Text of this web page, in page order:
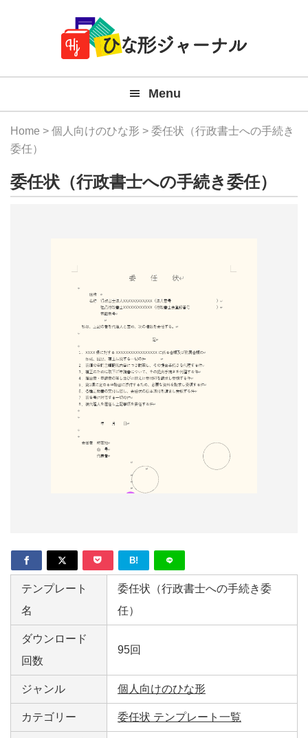
Navigation
料
テ
プ
ー
ト
Menu
Home > 個人向けのひな形 > 委任状（行政書士への手続き
委任）
委任状（行政書士への手続き委任）
B!
テンプレート
名
委任状（行政書士への手続き委
任）
ダウンロード
回数
95回
ジャンル 個人向けのひな形
カテゴリー 委任状 テンプレート一覧